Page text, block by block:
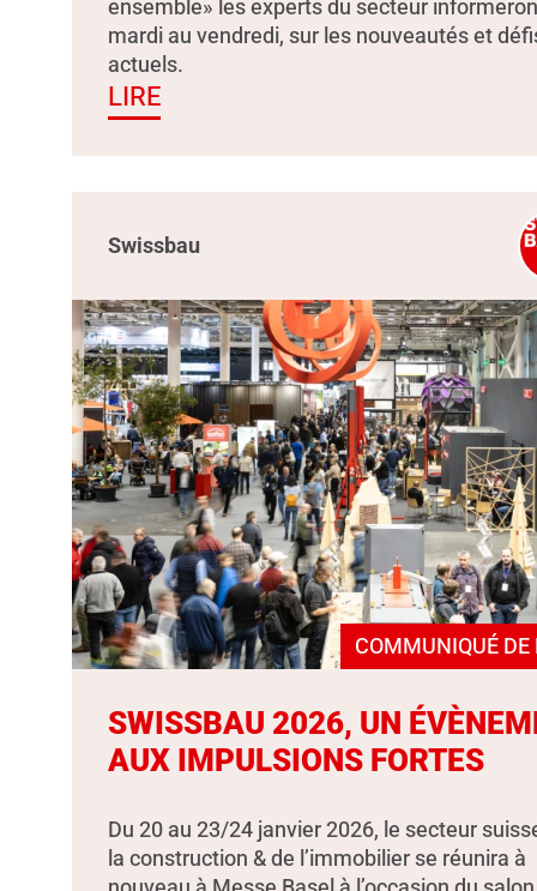
ensemble» les experts du secteur
mardi au vendredi, sur les nouveautés et
actuels.
LIRE
Swissbau
COMMUNIQUÉ DE
SWISSBAU 2026, UN
AUX IMPULSIONS FORTES
Du 20 au 23/24 janvier 2026, le secteur
la construction & de l’immobilier se réunira à